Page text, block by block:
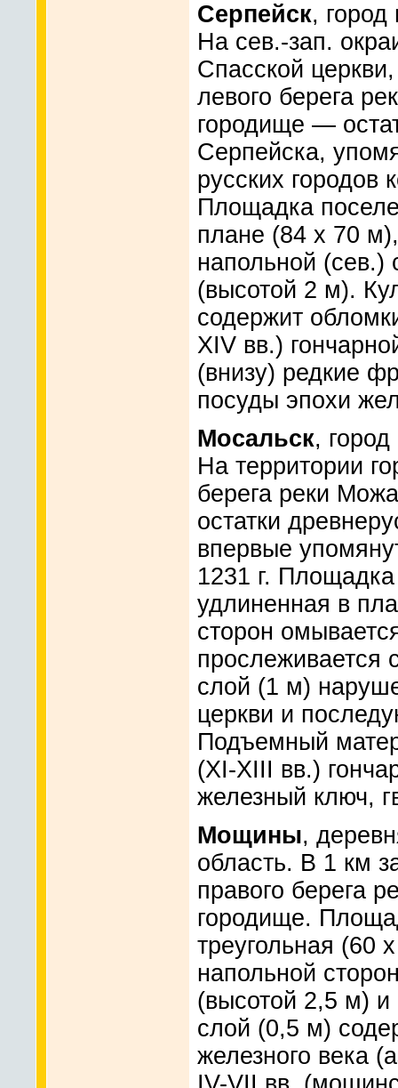
Серпейск, город
На сев.-зап.
Спасской
левого берега
городище —
Серпейска,
русских городов
Площадка
плане (84 x 70
напольной (сев.)
(высотой 2 м).
содержит
XIV вв.)
(внизу) редкие
посуды эпохи
Мосальск,
На территории
берега реки
остатки
впервые
1231 г.
удлиненная в
сторон
прослеживается
слой (1 м)
церкви и
Подъемный
(XI-XIII вв.)
железный ключ,
Мощины,
область. В 1 км
правого берега
городище.
треугольная (60
напольной
(высотой 2,5 м)
слой (0,5 м)
железного века